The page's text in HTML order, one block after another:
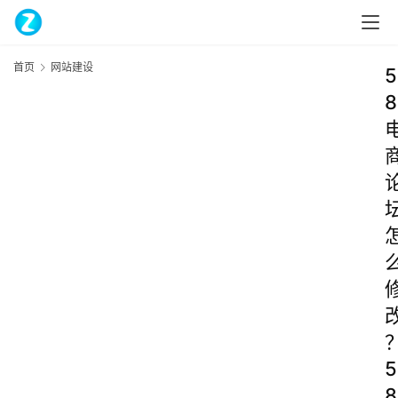
首页 网站建设
5
8
5